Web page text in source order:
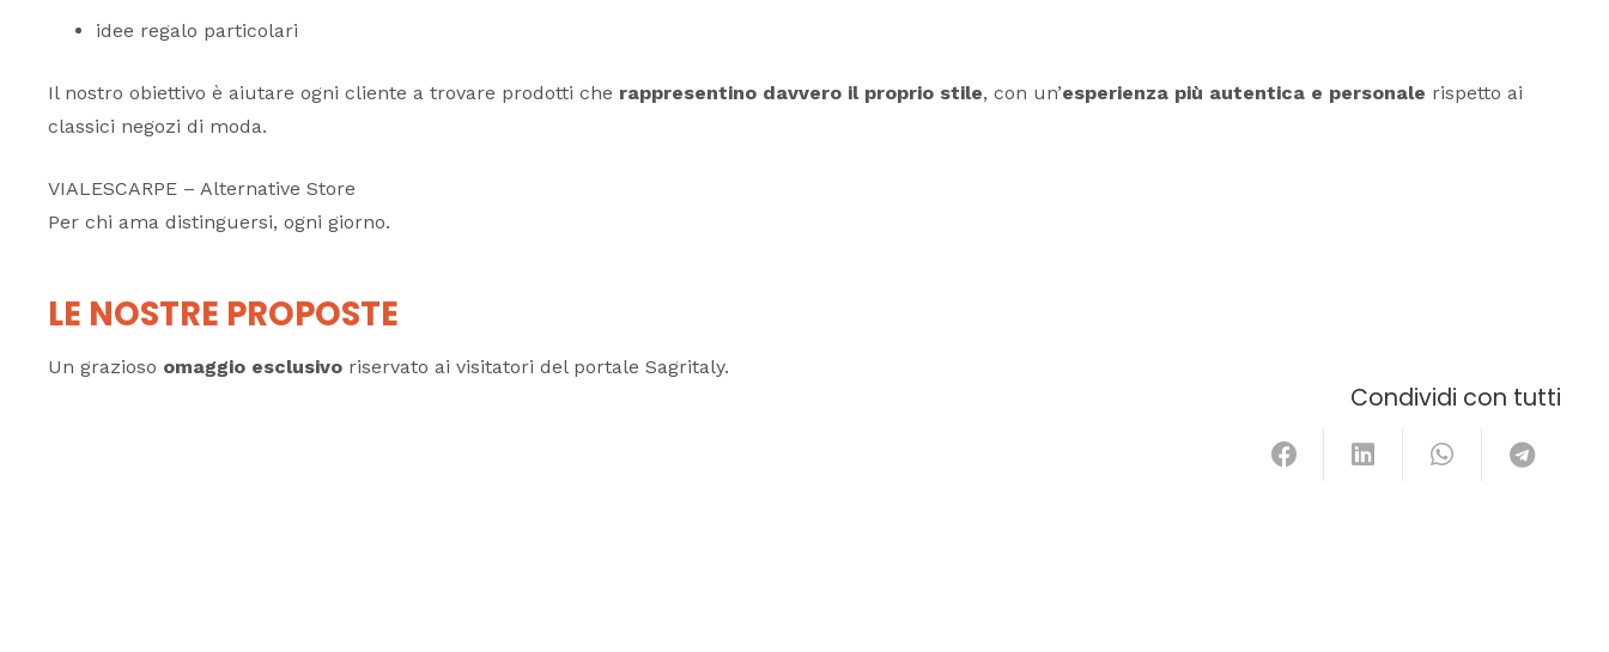
idee regalo particolari
Il nostro obiettivo è aiutare ogni cliente a trovare prodotti che rappresentino davvero il proprio stile, con un’esperienza più autentica e personale rispetto ai
classici negozi di moda.
VIALESCARPE – Alternative Store
Per chi ama distinguersi, ogni giorno.
LE NOSTRE PROPOSTE
Un grazioso omaggio esclusivo riservato ai visitatori del portale Sagritaly.
Condividi con tutti